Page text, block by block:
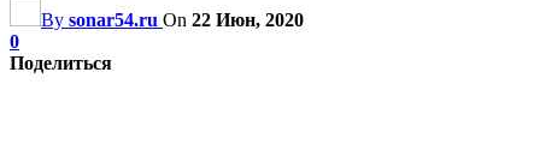
By sonar54.ru On 22 Июн, 2020
0
Поделиться